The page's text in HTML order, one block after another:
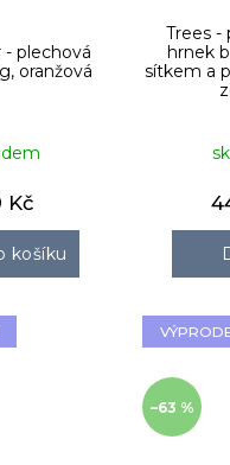
- plechová
oranžová
Kč
košíku
Trees -
hrnek
sítkem a
–63 %